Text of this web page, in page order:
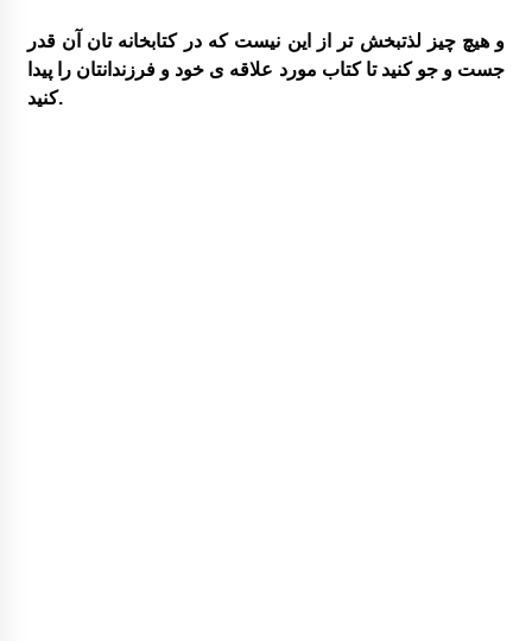
و هیچ چیز لذتبخش تر از این نیست که در کتابخانه تان آن قدر
جست و جو کنید تا کتاب مورد علاقه ی خود و فرزندانتان را پیدا
کنید.